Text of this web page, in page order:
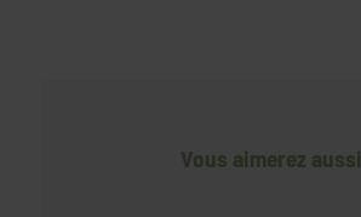
Vous aimerez aussi